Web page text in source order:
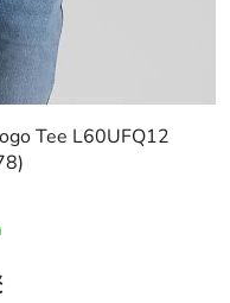
Tee L60UFQ12